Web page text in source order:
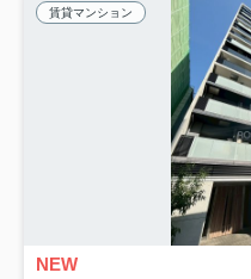
賃貸マンション
NEW